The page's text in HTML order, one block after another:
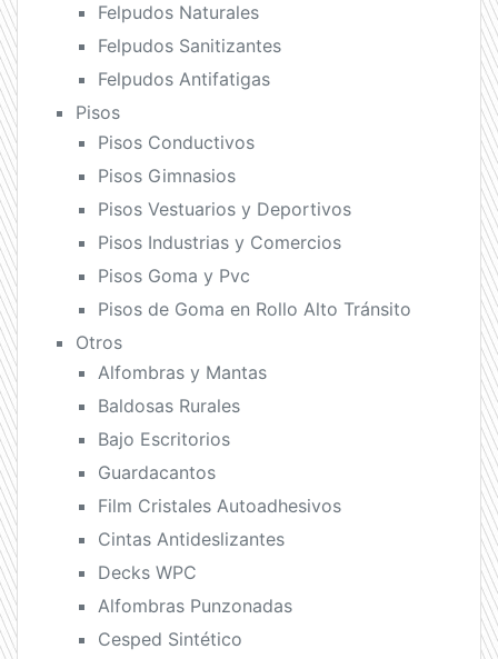
Felpudos Naturales
Felpudos Sanitizantes
Felpudos Antifatigas
Pisos
Pisos Conductivos
Pisos Gimnasios
Pisos Vestuarios y Deportivos
Pisos Industrias y Comercios
Pisos Goma y Pvc
Pisos de Goma en Rollo Alto Tránsito
Otros
Alfombras y Mantas
Baldosas Rurales
Bajo Escritorios
Guardacantos
Film Cristales Autoadhesivos
Cintas Antideslizantes
Decks WPC
Alfombras Punzonadas
Cesped Sintético